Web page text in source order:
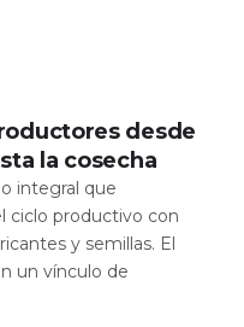
desde
la cosecha
integral que
ciclo productivo con
y semillas. El
un vínculo de